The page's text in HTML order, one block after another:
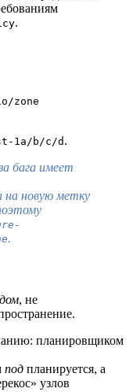
.
zone
1a/b/c/d .
бага имеет
на новую метку
.
, не
планировщиком
под планируется, а
узлов